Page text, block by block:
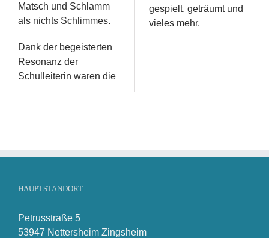
Matsch und Schlamm
als nichts Schlimmes.
Dank der begeisterten
Resonanz der
Schulleiterin waren die
gespielt, geträumt und
vieles mehr.
HAUPTSTANDORT
Petrusstraße 5
53947 Nettersheim Zingsheim